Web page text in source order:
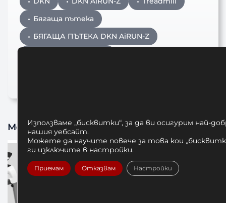
Бягаща пътека
БЯГАЩА ПЪТЕКА DKN AiRUN-Z
Може да харесате също
Използваме „бисквитки“, за да ви осигурим най-
нашия уебсайт.
Можете да научите повече за това кои
ги изключите в настройки.
Приемам Отказвам Настройки